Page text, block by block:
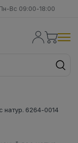
Вс 09:00-18:00
натур. 6264-0014